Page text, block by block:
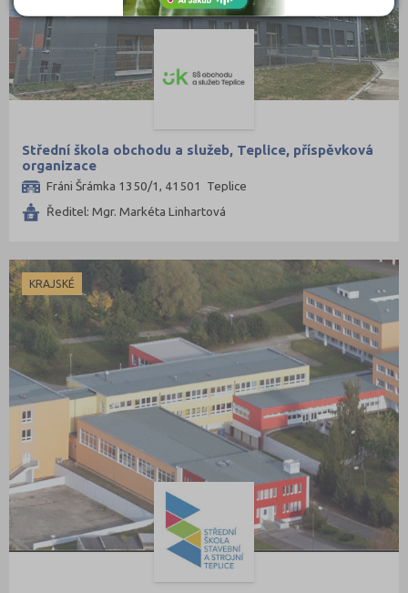
Šumperk (9)
Tábor (8)
Tachov (3)
Teplice (9)
Třebíč (7)
Uherské Hradiště (10)
Ústí nad Labem (7)
Vsetín (11)
Vyškov (4)
Zlín (13)
Znojmo (8)
Žďár nad Sázavou (13)
Střední škola obchodu a služeb, Teplice, příspěvková
organizace
Fráni Šrámka 1350/1, 41501 Teplice
Ředitel: Mgr. Markéta Linhartová
KRAJSKÉ